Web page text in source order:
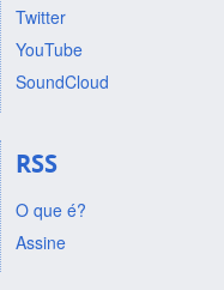
Twitter
YouTube
SoundCloud
RSS
O que é?
Assine